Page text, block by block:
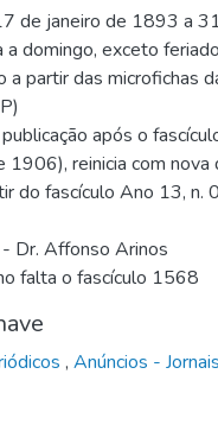
de janeiro de 1893 a
domingo, exceto
a partir das microfichas
após o
1906), reinicia com nova
do fascículo Ano 13,
Dr. Affonso Arinos
falta o fascículo 1568
, Anúncios - Jornais